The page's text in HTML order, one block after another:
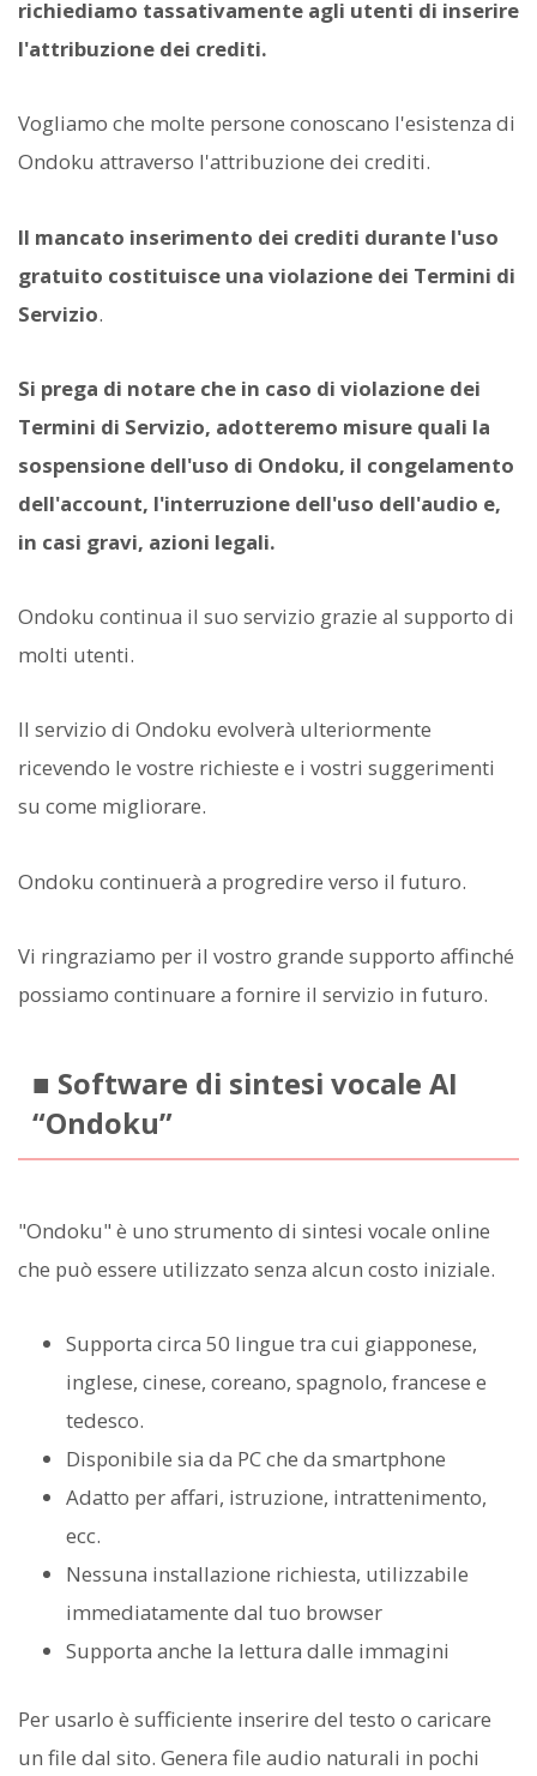
richiediamo tassativamente agli utenti di inserire
l'attribuzione dei crediti.
Vogliamo che molte persone conoscano l'esistenza di
Ondoku attraverso l'attribuzione dei crediti.
Il mancato inserimento dei crediti durante l'uso
gratuito costituisce una violazione dei Termini di
Servizio.
Si prega di notare che in caso di violazione dei
Termini di Servizio, adotteremo misure quali la
sospensione dell'uso di Ondoku, il congelamento
dell'account, l'interruzione dell'uso dell'audio e,
in casi gravi, azioni legali.
Ondoku continua il suo servizio grazie al supporto di
molti utenti.
Il servizio di Ondoku evolverà ulteriormente
ricevendo le vostre richieste e i vostri suggerimenti
su come migliorare.
Ondoku continuerà a progredire verso il futuro.
Vi ringraziamo per il vostro grande supporto affinché
possiamo continuare a fornire il servizio in futuro.
■ Software di sintesi vocale AI
“Ondoku”
"Ondoku" è uno strumento di sintesi vocale online
che può essere utilizzato senza alcun costo iniziale.
Supporta circa 50 lingue tra cui giapponese,
inglese, cinese, coreano, spagnolo, francese e
tedesco.
Disponibile sia da PC che da smartphone
Adatto per affari, istruzione, intrattenimento,
ecc.
Nessuna installazione richiesta, utilizzabile
immediatamente dal tuo browser
Supporta anche la lettura dalle immagini
Per usarlo è sufficiente inserire del testo o caricare
un file dal sito. Genera file audio naturali in pochi